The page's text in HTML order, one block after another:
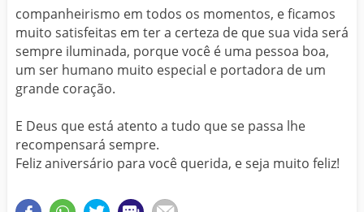
companheirismo em todos os momentos, e ficamos
muito satisfeitas em ter a certeza de que sua vida será
sempre iluminada, porque você é uma pessoa boa,
um ser humano muito especial e portadora de um
grande coração.
E Deus que está atento a tudo que se passa lhe
recompensará sempre.
Feliz aniversário para você querida, e seja muito feliz!